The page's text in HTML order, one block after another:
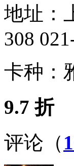
地址：
308
卡种：
9.7 折
评论（